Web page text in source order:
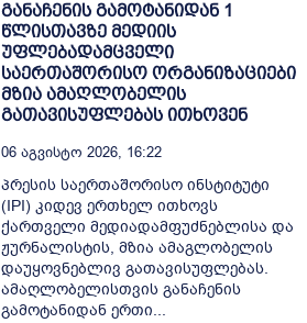
განაჩენის გამოტანიდან 1
წლისთავზე მედიის
უფლებადამცველი
საერთაშორისო ორგანიზაციები
მზია ამაღლობელის
გათავისუფლებას ითხოვენ
06 Აგვისტო 2026, 16:22
პრესის საერთაშორისო ინსტიტუტი
(IPI) კიდევ ერთხელ ითხოვს
ქართველი მედიადამფუძნებლისა და
ჟურნალისტის, მზია ამაგლობელის
დაუყოვნებლივ გათავისუფლებას.
ამაღლობელისთვის განაჩენის
გამოტანიდან ერთი...